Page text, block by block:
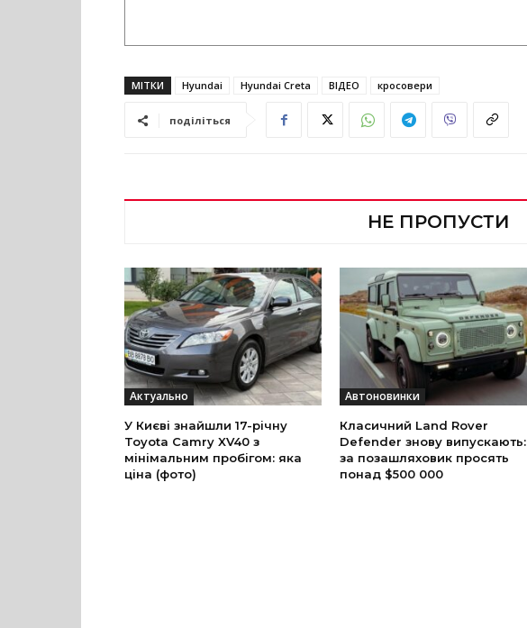
МІТКИ Hyundai Hyundai Creta ВІДЕО кросовери
поділіться
НЕ ПРОПУСТИ
Актуально
У Києві знайшли 17-річну
Toyota Camry XV40 з
мінімальним пробігом: яка
ціна (фото)
Автоновинки
Класичний Land Rover
Defender знову випускають:
за позашляховик просять
понад $500 000